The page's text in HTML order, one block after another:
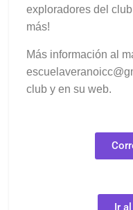
exploradores del
más!
Más información al
club y en su web.
Ir